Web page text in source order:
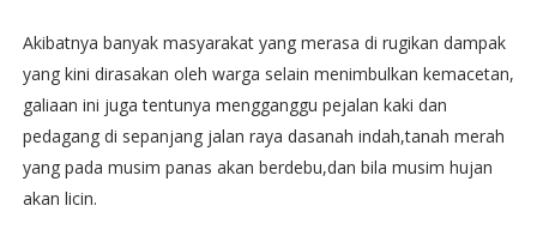
Akibatnya banyak masyarakat yang merasa di rugikan dampak
yang kini dirasakan oleh warga selain menimbulkan kemacetan,
galiaan ini juga tentunya mengganggu pejalan kaki dan
pedagang di sepanjang jalan raya dasanah indah,tanah merah
yang pada musim panas akan berdebu,dan bila musim hujan
akan licin.